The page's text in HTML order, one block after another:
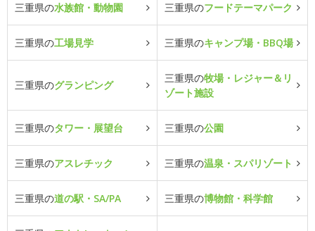
三重県の水族館・動物園 三重県のフードテーマパーク
三重県の工場見学 三重県のキャンプ場・BBQ場
三重県のグランピング
三重県の牧場・レジャー＆リ
ゾート施設
三重県のタワー・展望台 三重県の公園
三重県のアスレチック 三重県の温泉・スパリゾート
三重県の道の駅・SA/PA 三重県の博物館・科学館